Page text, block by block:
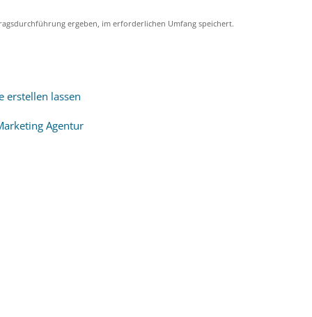
ergeben, im erforderlichen Umfang speichert.
erstellen lassen
Agentur